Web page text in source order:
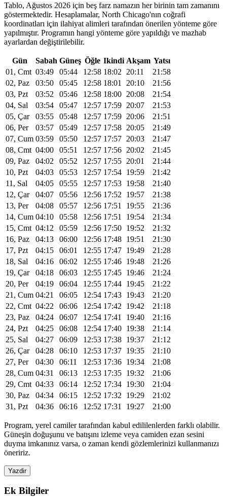
Tablo, Ağustos 2026 için beş farz namazın her birinin tam zamanını
göstermektedir. Hesaplamalar, North Chicago'nın coğrafi
koordinatları için ilahiyat alimleri tarafından önerilen yönteme göre
yapılmıştır. Programın hangi yönteme göre yapıldığı ve mazhab
ayarlardan değiştirilebilir.
Gün Sabah Güneş Öğle Ikindi Akşam Yatsı
01, Cmt 03:49 05:44 12:58 18:02 20:11
21:58
02, Paz
03:50 05:45 12:58 18:01 20:10
21:56
03, Pzt
03:52 05:46 12:58 18:00 20:08
21:54
04, Sal
03:54 05:47 12:57 17:59 20:07
21:53
05, Çar
03:55 05:48 12:57 17:59 20:06
21:51
06, Per
03:57 05:49 12:57 17:58 20:05
21:49
07, Cum 03:59 05:50 12:57 17:57 20:03
21:47
08, Cmt 04:00 05:51 12:57 17:56 20:02
21:45
09, Paz
04:02 05:52 12:57 17:55 20:01
21:44
10, Pzt
04:03 05:53 12:57 17:54 19:59
21:42
11, Sal
04:05 05:55 12:57 17:53 19:58
21:40
12, Çar
04:07 05:56 12:56 17:52 19:57
21:38
13, Per
04:08 05:57 12:56 17:51 19:55
21:36
14, Cum 04:10 05:58 12:56 17:51 19:54
21:34
15, Cmt 04:12 05:59 12:56 17:50 19:52
21:32
16, Paz
04:13 06:00 12:56 17:48 19:51
21:30
17, Pzt
04:15 06:01 12:55 17:47 19:49
21:28
18, Sal
04:16 06:02 12:55 17:46 19:48
21:26
19, Çar
04:18 06:03 12:55 17:45 19:46
21:24
20, Per
04:19 06:04 12:55 17:44 19:45
21:22
21, Cum 04:21 06:05 12:54 17:43 19:43
21:20
22, Cmt 04:22 06:06 12:54 17:42 19:42
21:18
23, Paz
04:24 06:07 12:54 17:41 19:40
21:16
24, Pzt
04:25 06:08 12:54 17:40 19:38
21:14
25, Sal
04:27 06:09 12:53 17:38 19:37
21:12
26, Çar
04:28 06:10 12:53 17:37 19:35
21:10
27, Per
04:30 06:11 12:53 17:36 19:34
21:08
28, Cum 04:31 06:13 12:53 17:35 19:32
21:06
29, Cmt 04:33 06:14 12:52 17:34 19:30
21:04
30, Paz
04:34 06:15 12:52 17:32 19:29
21:02
31, Pzt
04:36 06:16 12:52 17:31 19:27 21:00
Program, yerel camiler tarafından kabul edililenlerden farklı olabilir.
Güneşin doğuşunu ve batışını izleme veya camiden ezan sesini
duyma imkanınız varsa, o zaman kendi gözlemlerinizi kullanmanızı
öneririz.
Yazdir
Ek Bilgiler